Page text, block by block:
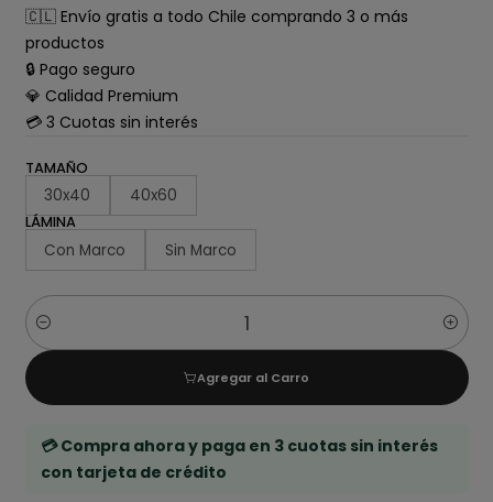
🇨🇱 Envío gratis a todo Chile comprando 3 o más
productos
🔒 Pago seguro
💎 Calidad Premium
💳 3 Cuotas sin interés
TAMAÑO
30x40 40x60
LÁMINA
Con Marco Sin Marco
Cantidad
Agregar al Carro
💳 Compra ahora y paga en 3 cuotas sin interés
con tarjeta de crédito